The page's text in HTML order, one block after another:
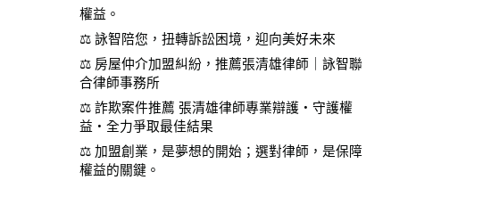
權益。
⚖️ 詠智陪您，扭轉訴訟困境，迎向美好未來
⚖️ 房屋仲介加盟糾紛，推薦張清雄律師｜詠智聯
合律師事務所
⚖️ 詐欺案件推薦 張清雄律師專業辯護・守護權
益・全力爭取最佳結果
⚖️ 加盟創業，是夢想的開始；選對律師，是保障
權益的關鍵。